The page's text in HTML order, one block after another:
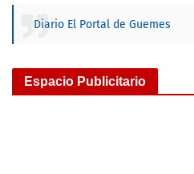
Diario El Portal de Guemes
Espacio Publicitario